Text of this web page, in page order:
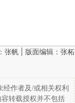
张帆 | 版面编辑：张柘
作者及/或相关权利
转载授权并不包括